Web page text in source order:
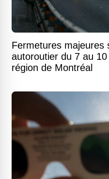
Fermetures majeures
autoroutier du 7 au
région de Montréal